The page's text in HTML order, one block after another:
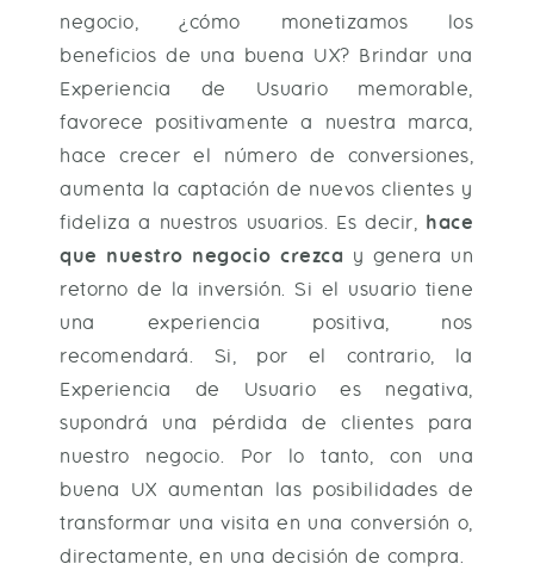
negocio, ¿cómo monetizamos los
beneficios de una buena UX? Brindar una
Experiencia de Usuario memorable,
favorece positivamente a nuestra marca,
hace crecer el número de conversiones,
aumenta la captación de nuevos clientes y
fideliza a nuestros usuarios. Es decir, hace
que nuestro negocio crezca y genera un
retorno de la inversión. Si el usuario tiene
una experiencia positiva, nos
recomendará. Si, por el contrario, la
Experiencia de Usuario es negativa,
supondrá una pérdida de clientes para
nuestro negocio. Por lo tanto, con una
buena UX aumentan las posibilidades de
transformar una visita en una conversión o,
directamente, en una decisión de compra.